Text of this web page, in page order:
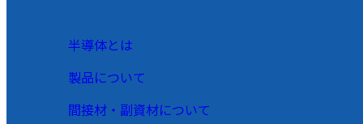
半導体とは
製品について
間接材・副資材について